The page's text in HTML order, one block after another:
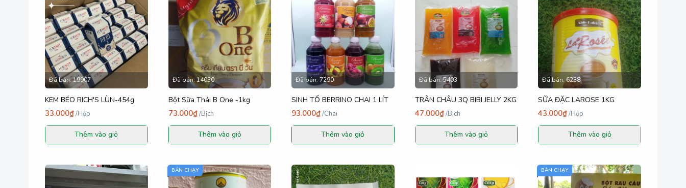
Đã bán:19907
KEM BÉO RICH'S LÙN-454g
33.000₫/Hộp
Thêm vào giỏ
Đã bán: 14030
Bột Sữa Thái B One -1kg
73.000₫/Bịch
Thêm vào giỏ
Đã bán:7290
SINH TỐ BERRINO CHAI 1 LÍT
93.000₫/Chai
Thêm vào giỏ
Đã bán:5403
TRÂN CHÂU 3Q BIBI JELLY 2KG
47.000₫/Bịch
Thêm vào giỏ
Đã bán:6238
SỮA ĐẶC LAROSE 1KG
43.000₫/Hộp
Thêm vào giỏ
BÁN CHẠY BÁN CHẠY